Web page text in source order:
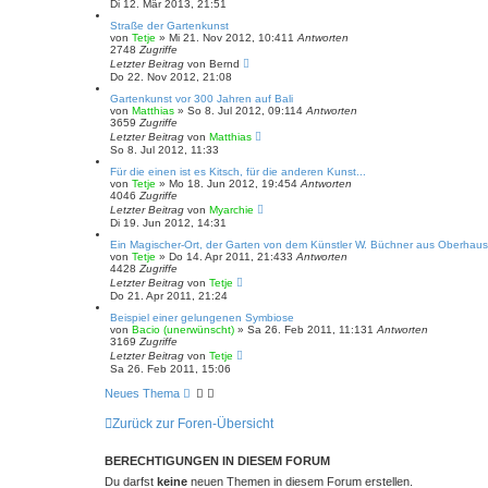
Di 12. Mär 2013, 21:51
Straße der Gartenkunst
von Tetje » Mi 21. Nov 2012, 10:41 1 Antworten
2748 Zugriffe
Letzter Beitrag von Bernd
Do 22. Nov 2012, 21:08
Gartenkunst vor 300 Jahren auf Bali
von Matthias » So 8. Jul 2012, 09:114 Antworten
3659 Zugriffe
Letzter Beitrag von Matthias
So 8. Jul 2012, 11:33
Für die einen ist es Kitsch, für die anderen Kunst...
von Tetje » Mo 18. Jun 2012, 19:454 Antworten
4046 Zugriffe
Letzter Beitrag von Myarchie
Di 19. Jun 2012, 14:31
Ein Magischer-Ort, der Garten von dem Künstler W. Büchner aus
von Tetje » Do 14. Apr 2011, 21:433 Antworten
4428 Zugriffe
Letzter Beitrag von Tetje
Do 21. Apr 2011, 21:24
Beispiel einer gelungenen Symbiose
von Bacio (unerwünscht) » Sa 26. Feb 2011, 11:131 Antworten
3169 Zugriffe
Letzter Beitrag von Tetje
Sa 26. Feb 2011, 15:06
Neues Thema
Zurück zur Foren-Übersicht
BERECHTIGUNGEN IN DIESEM FORUM
Du darfst keine neuen Themen in diesem Forum erstellen.